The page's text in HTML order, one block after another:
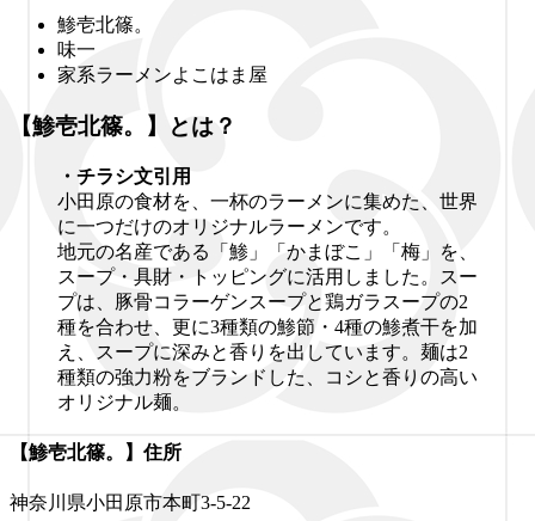
鯵壱北篠。
味一
家系ラーメンよこはま屋
【鯵壱北篠。】とは？
・チラシ文引用
小田原の食材を、一杯のラーメンに集めた、世界
に一つだけのオリジナルラーメンです。
地元の名産である「鯵」「かまぼこ」「梅」を、
スープ・具財・トッピングに活用しました。スー
プは、豚骨コラーゲンスープと鶏ガラスープの2
種を合わせ、更に3種類の鯵節・4種の鯵煮干を加
え、スープに深みと香りを出しています。麺は2
種類の強力粉をブランドした、コシと香りの高い
オリジナル麺。
【鯵壱北篠。】住所
神奈川県小田原市本町3-5-22